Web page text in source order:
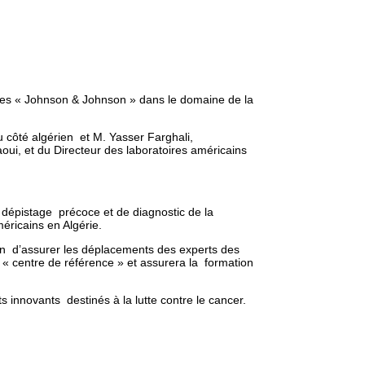
« Johnson & Johnson » dans le domaine de la
algérien et M. Yasser Farghali,
et du Directeur des laboratoires américains
précoce et de diagnostic de la
en Algérie.
les déplacements des experts des
centre de référence » et assurera la formation
innovants destinés à la lutte contre le cancer.